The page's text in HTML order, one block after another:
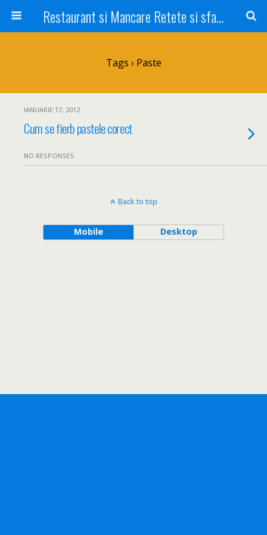
Restaurant si Mancare Retete si sfaturi Picant bun si rapid
Tags › Paste
IANUARIE 17, 2012
Cum se fierb pastele corect
NO RESPONSES
Back to top
Mobile Desktop